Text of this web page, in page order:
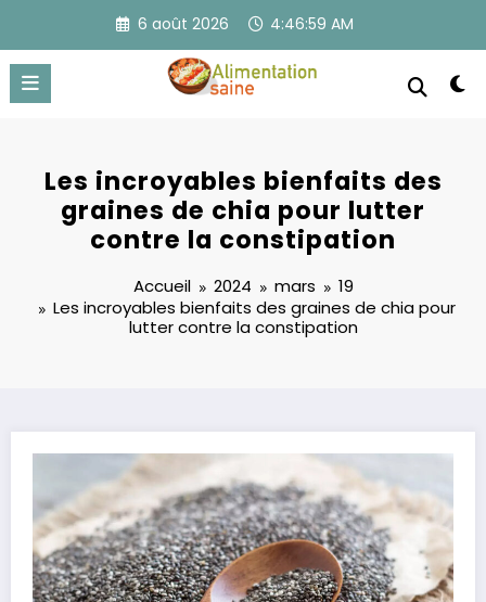
contenu
6 août 2026 4:46:59 AM
Les incroyables bienfaits des
graines de chia pour lutter
contre la constipation
Accueil 2024 mars
19
Les incroyables bienfaits des graines de chia pour
lutter contre la constipation